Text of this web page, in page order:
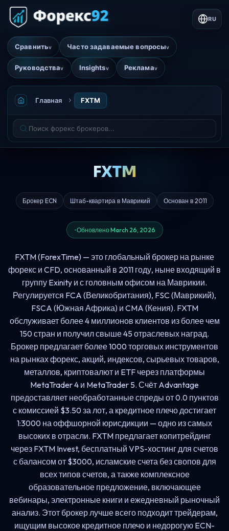
Сравнитьv Часто задаваемые вопросыv
Руководстваv Insightsv Рекламаv
RU
Главная FXTM
FXTM
Брокер ECN Штаб-квартира в Маврикий Основан в 2011
Обновлено March 26, 2026
FXTM (ForexTime) — это глобальный брокер на рынке
форекс и CFD, основанный в 2011 году, ныне входящий в
группу Exinity и с головным офисом на Маврикии.
Регулируется FCA (Великобритания), FSC (Маврикий),
FSCA (Южная Африка) и CMA (Кения). FXTM
обслуживает более 4 миллионов клиентов из более чем
150 стран и получил свыше 45 отраслевых наград.
Брокер предлагает более 1000 торговых инструментов
на рынках форекс, акций, индексов, сырьевых товаров,
металлов, криптовалют и ETF через платформы
MetaTrader 4 и MetaTrader 5. Счёт Advantage
предоставляет необработанные спреды от 0.0 пунктов
с комиссией $3.50 за лот, а кредитное плечо достигает
1:3000 на оффшорной юрисдикции — одно из самых
высоких в отрасли. FXTM предлагает копитрейдинг
через FXTM Invest, бесплатный VPS-хостинг для счетов
с балансом от $3000, исламские счета без свопов для
всех типов счетов, а также комплексное
образовательное предложение, включающее
вебинары, электронные книги и ежедневный рыночный
анализ. Этот брокер лучше всего подходит трейдерам,
ищущим высокое кредитное плечо и недорогую ECN-